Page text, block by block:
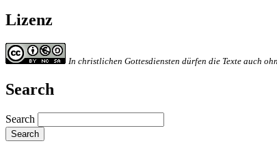
Lizenz
In christlichen Gottesdiensten dürfen die Texte auch
Search
Search